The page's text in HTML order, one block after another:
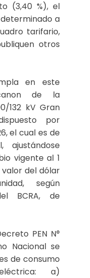
(3,40 %), el
a
tarifario,
otros
en este
de la
132 kV Gran
por
el cual es de
ajustándose
vigente al 1
valor del dólar
según
BCRA, de
PEN N°
Nacional se
de consumo
a)